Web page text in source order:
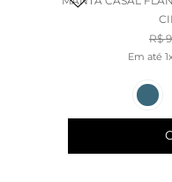
R$
Em até 1